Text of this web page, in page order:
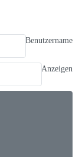
Benutzername
Anzeigen